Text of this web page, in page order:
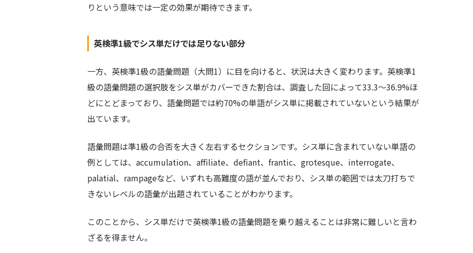
りという意味では一定の効果が期待できます。
英検準1級でシス単だけでは足りない部分
一方、英検準1級の語彙問題（大問1）に目を向けると、状況は大きく変わります。英検準1
級の語彙問題の選択肢をシス単がカバーできた割合は、調査した回によって33.3〜36.9%ほ
どにとどまっており、語彙問題では約70%の単語がシス単に掲載されていないという結果が
出ています。
語彙問題は準1級の合否を大きく左右するセクションです。シス単に含まれていない単語の
例としては、accumulation、affiliate、defiant、frantic、grotesque、interrogate、
palatial、rampageなど、いずれも高難度の語が並んでおり、シス単の範囲では太刀打ちで
きないレベルの語彙が出題されていることがわかります。
このことから、シス単だけで英検準1級の語彙問題を乗り越えることは非常に難しいと言わ
ざるを得ません。